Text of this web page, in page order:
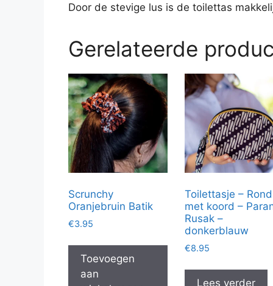
Door de stevige lus is de toilettas
Gerelateerde
Scrunchy
Oranjebruin Batik
€3.95
Toevoegen
aan
Toilettasje – Rond
met koord –
Rusak –
donkerblauw
€8.95
Lees verder